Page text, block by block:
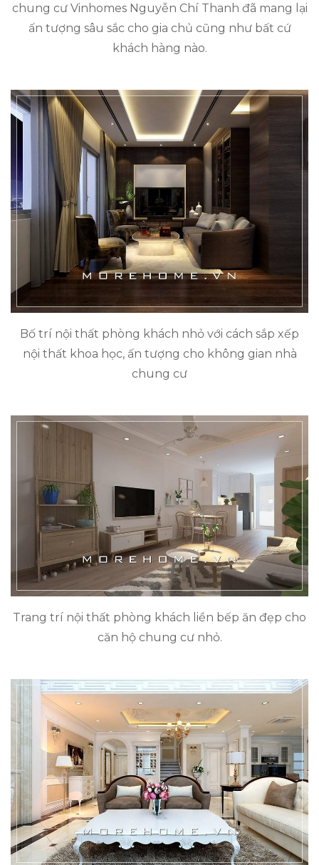
chung cư Vinhomes Nguyễn Chí Thanh đã mang lại
ấn tượng sâu sắc cho gia chủ cũng như bất cứ
khách hàng nào.
Bố trí nội thất phòng khách nhỏ với cách sắp xếp
nội thất khoa học, ấn tượng cho không gian nhà
chung cư
Trang trí nội thất phòng khách liền bếp ăn đẹp cho
căn hộ chung cư nhỏ.